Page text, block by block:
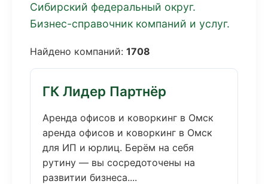
Сибирский федеральный округ.
Бизнес-справочник компаний и услуг.
Найдено компаний: 1708
ГК Лидер Партнёр
Аренда офисов и коворкинг в Омск
аренда офисов и коворкинг в Омск
для ИП и юрлиц. Берём на себя
рутину — вы сосредоточены на
развитии бизнеса....